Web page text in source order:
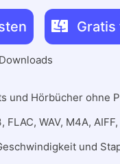
und Hörbücher ohne
FLAC, WAV, M4A,
und